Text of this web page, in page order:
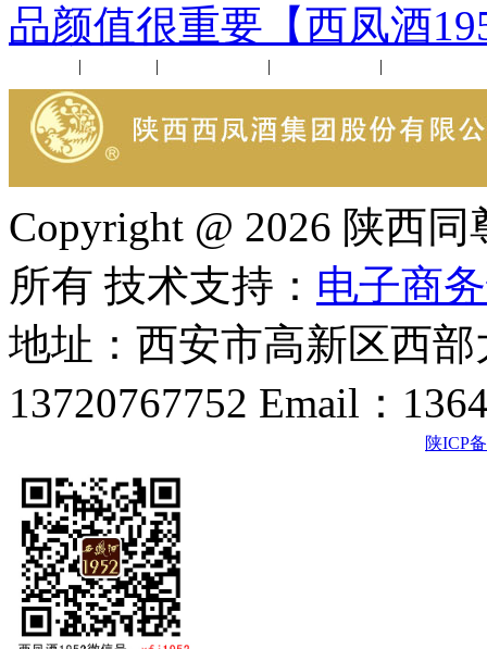
品颜值很重要【西凤酒
| | | |
Copyright @ 2026 陕西
所有 技术支持： 电子商
地址：西安市高新区西
13720767752 Email：
陕ICP